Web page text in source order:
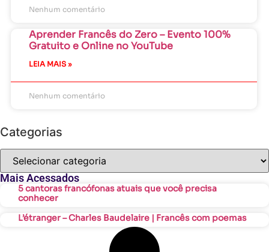
Nenhum comentário
Aprender Francês do Zero – Evento 100%
Gratuito e Online no YouTube
LEIA MAIS »
Nenhum comentário
Categorias
Mais Acessados
5 cantoras francófonas atuais que você precisa
conhecer
L’étranger – Charles Baudelaire | Francês com poemas